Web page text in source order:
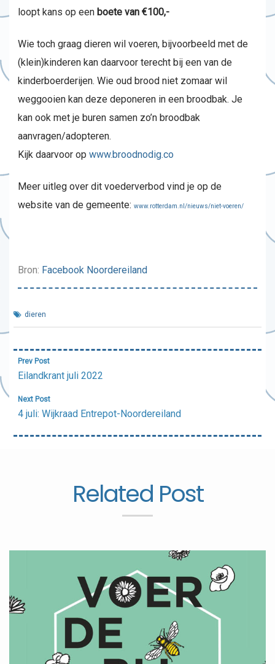
loopt kans op een boete van €100,-
Wie toch graag dieren wil voeren, bijvoorbeeld met de
(klein)kinderen kan daarvoor terecht bij een van de
kinderboerderijen. Wie oud brood niet zomaar wil
weggooien kan deze deponeren in een broodbak. Je
kan ook met je buren samen zo’n broodbak
aanvragen/adopteren.
Kijk daarvoor op www.broodnodig.co
Meer uitleg over dit voederverbod vind je op de
website van de gemeente: www.rotterdam.nl/nieuws/niet-voeren/
Bron: Facebook Noordereiland
dieren
Bericht
navigatie
Prev Post
Eilandkrant juli 2022
Next Post
4 juli: Wijkraad Entrepot-Noordereiland
Related Post